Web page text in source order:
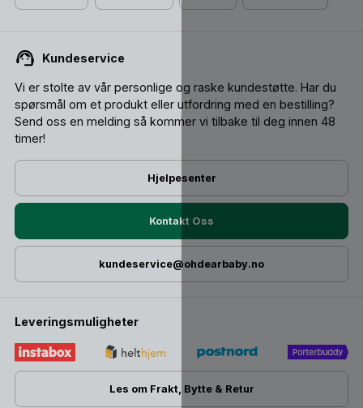
Kundeservice
Vi er stolte av vår personlige og raske kundestøtte. Har du
spørsmål om et produkt eller utfordring med en bestilling?
Send oss ​​en melding så kommer vi tilbake til deg innen 48
timer!
Hjelpesenter
Kontakt Oss
kundeservice@ohdearbaby.no
Leveringsmuligheter
Les om Frakt, Bytte & Retur